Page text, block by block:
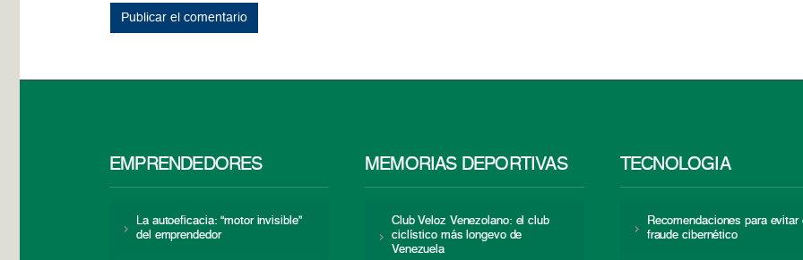
EMPRENDEDORES
La autoeficacia: “motor invisible”
del emprendedor
MEMORIAS DEPORTIVAS
Club Veloz Venezolano: el club
ciclístico más longevo de
Venezuela
TECNOLOGÍA
Recomendaciones para evitar
fraude cibernético